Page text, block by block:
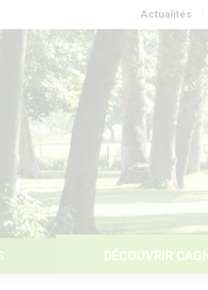
Actualités
DÉCOUVRIR